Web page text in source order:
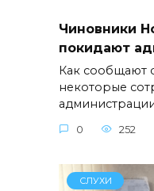
Чиновники
покидают
Как сообщают
некоторые
0 252
СЛУХИ